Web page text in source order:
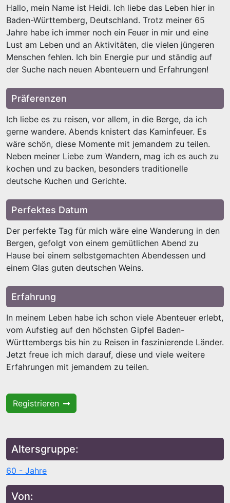
Hallo, mein Name ist Heidi. Ich liebe das Leben hier in
Baden-Württemberg, Deutschland. Trotz meiner 65
Jahre habe ich immer noch ein Feuer in mir und eine
Lust am Leben und an Aktivitäten, die vielen jüngeren
Menschen fehlen. Ich bin Energie pur und ständig auf
der Suche nach neuen Abenteuern und Erfahrungen!
Präferenzen
Ich liebe es zu reisen, vor allem, in die Berge, da ich
gerne wandere. Abends knistert das Kaminfeuer. Es
wäre schön, diese Momente mit jemandem zu teilen.
Neben meiner Liebe zum Wandern, mag ich es auch zu
kochen und zu backen, besonders traditionelle
deutsche Kuchen und Gerichte.
Perfektes Datum
Der perfekte Tag für mich wäre eine Wanderung in den
Bergen, gefolgt von einem gemütlichen Abend zu
Hause bei einem selbstgemachten Abendessen und
einem Glas guten deutschen Weins.
Erfahrung
In meinem Leben habe ich schon viele Abenteuer erlebt,
vom Aufstieg auf den höchsten Gipfel Baden-
Württembergs bis hin zu Reisen in faszinierende Länder.
Jetzt freue ich mich darauf, diese und viele weitere
Erfahrungen mit jemandem zu teilen.
Registrieren
Altersgruppe:
60 - Jahre
Von: